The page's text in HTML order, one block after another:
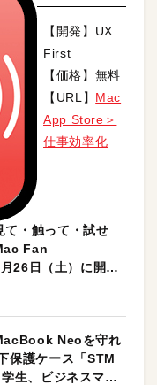
【開発】UX
First
【価格】無料
【URL】 Mac
App Store＞
仕事効率化
て・触って・試せ
Fan
26日（土）に開催
Neoを守れ
保護ケース「STM
生、ビジネスマン